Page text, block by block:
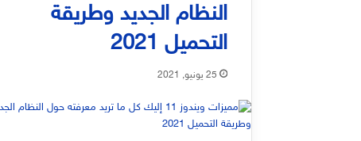
النظام الجديد وطريقة
التحميل 2021
25 يونيو, 2021